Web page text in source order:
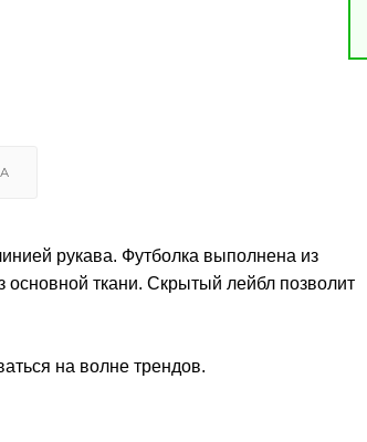
рукава. Футболка выполнена из
основной ткани. Скрытый лейбл позволит
на волне трендов.